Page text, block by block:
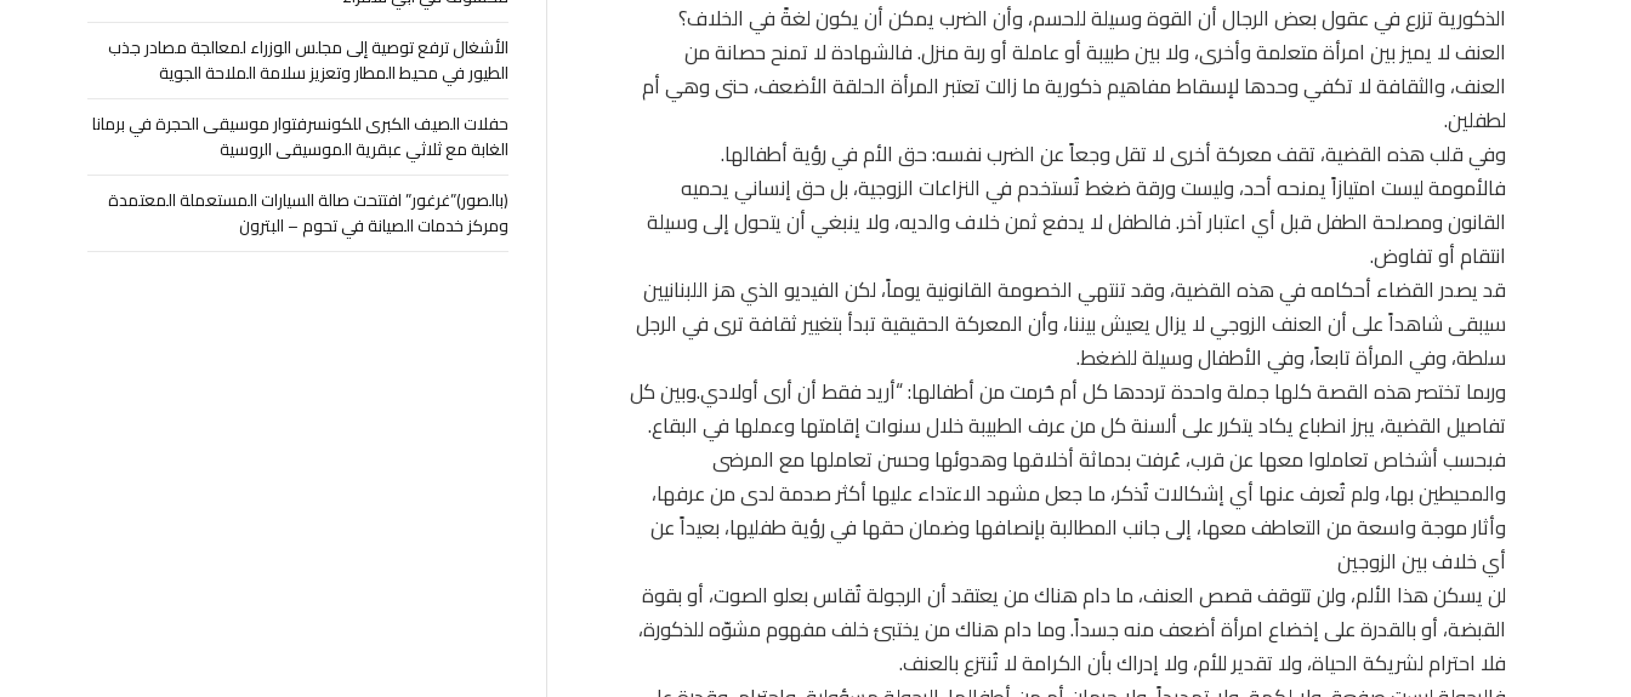
الذكورية تزرع في عقول بعض الرجال أن القوة وسيلة للحسم، وأن الضرب يمكن أن يكون لغةً في الخلاف؟
العنف لا يميز بين امرأة متعلمة وأخرى، ولا بين طبيبة أو عاملة أو ربة منزل. فالشهادة لا تمنح حصانة من
العنف، والثقافة لا تكفي وحدها لإسقاط مفاهيم ذكورية ما زالت تعتبر المرأة الحلقة الأضعف، حتى وهي أم
لطفلين.
وفي قلب هذه القضية، تقف معركة أخرى لا تقل وجعاً عن الضرب نفسه: حق الأم في رؤية أطفالها.
فالأمومة ليست امتيازاً يمنحه أحد، وليست ورقة ضغط تُستخدم في النزاعات الزوجية، بل حق إنساني يحميه
القانون ومصلحة الطفل قبل أي اعتبار آخر. فالطفل لا يدفع ثمن خلاف والديه، ولا ينبغي أن يتحول إلى وسيلة
انتقام أو تفاوض.
قد يصدر القضاء أحكامه في هذه القضية، وقد تنتهي الخصومة القانونية يوماً، لكن الفيديو الذي هز اللبنانيين
سيبقى شاهداً على أن العنف الزوجي لا يزال يعيش بيننا، وأن المعركة الحقيقية تبدأ بتغيير ثقافة ترى في الرجل
سلطة، وفي المرأة تابعاً، وفي الأطفال وسيلة للضغط.
وربما تختصر هذه القصة كلها جملة واحدة ترددها كل أم حُرمت من أطفالها: “أريد فقط أن أرى أولادي.وبين كل
تفاصيل القضية، يبرز انطباع يكاد يتكرر على ألسنة كل من عرف الطبيبة خلال سنوات إقامتها وعملها في البقاع.
فبحسب أشخاص تعاملوا معها عن قرب، عُرفت بدماثة أخلاقها وهدوئها وحسن تعاملها مع المرضى
والمحيطين بها، ولم تُعرف عنها أي إشكالات تُذكر، ما جعل مشهد الاعتداء عليها أكثر صدمة لدى من عرفها،
وأثار موجة واسعة من التعاطف معها، إلى جانب المطالبة بإنصافها وضمان حقها في رؤية طفليها، بعيداً عن
أي خلاف بين الزوجين
لن يسكن هذا الألم، ولن تتوقف قصص العنف، ما دام هناك من يعتقد أن الرجولة تُقاس بعلو الصوت، أو بقوة
القبضة، أو بالقدرة على إخضاع امرأة أضعف منه جسداً. وما دام هناك من يختبئ خلف مفهوم مشوّه للذكورة،
فلا احترام لشريكة الحياة، ولا تقدير للأم، ولا إدراك بأن الكرامة لا تُنتزع بالعنف.
الأشغال ترفع توصية إلى مجلس الوزراء لمعالجة مصادر جذب
الطيور في محيط المطار وتعزيز سلامة الملاحة الجوية
حفلات الصيف الكبرى للكونسرفتوار موسيقى الحجرة في برمانا
الغابة مع ثلاثي عبقرية الموسيقى الروسية
(بالصور)”غرغور” افتتحت صالة السيارات المستعملة المعتمدة
ومركز خدمات الصيانة في تحوم – البترون